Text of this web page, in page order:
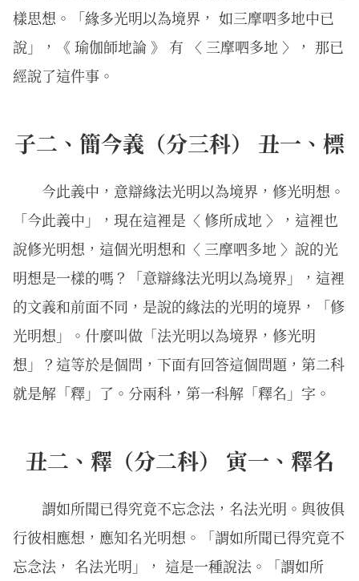
樣思想。「緣多光明以為境界， 如三摩呬多地中已
說」，《 瑜伽師地論 》 有 〈 三摩呬多地 〉， 那已
經說了這件事。
子二、簡今義（分三科） 丑一、標
今此義中，意辯緣法光明以為境界，修光明想。
「今此義中」，現在這裡是〈 修所成地 〉，這裡也
說修光明想，這個光明想和〈 三摩呬多地 〉說的光
明想是一樣的嗎？「意辯緣法光明以為境界」，這裡
的文義和前面不同，是說的緣法的光明的境界，「修
光明想」。什麼叫做「法光明以為境界，修光明
想」？這等於是個問，下面有回答這個問題，第二科
就是解「釋」了。分兩科，第一科解「釋名」字。
丑二、釋（分二科） 寅一、釋名
謂如所聞已得究竟不忘念法，名法光明。與彼俱
行彼相應想，應知名光明想。「謂如所聞已得究竟不
忘念法， 名法光明」， 這是一種說法。「謂如所